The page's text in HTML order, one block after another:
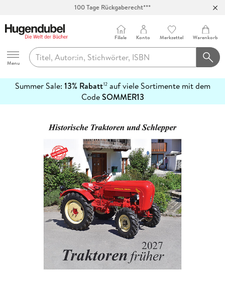
100 Tage Rückgaberecht***
Hugendubel
Menu
Filiale Konto Merkzettel Warenkorb
Summer Sale: 13% Rabatt12auf viele Sortimente mit dem
CodeSOMMER13
erfahren